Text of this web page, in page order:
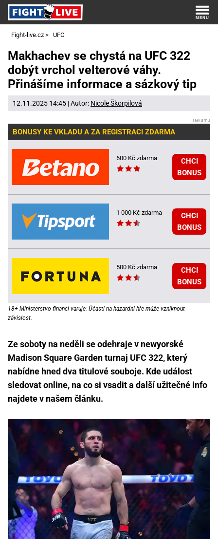
Fight-live.cz > UFC
Makhachev se chystá na UFC 322
dobýt vrchol velterové váhy.
Přinášíme informace a sázkový tip
12.11.2025 14:45 | Autor: Nicole Škorpilová
BONUSY KE VKLADU A ZA REGISTRACI ZDARMA
600 Kč zdarma
CHCI
BONUS
1 000 Kč zdarma
CHCI
BONUS
500 Kč zdarma
CHCI
BONUS
18+ Ministerstvo financí varuje: Účastí na hazardní hře může vzniknout
závislost.
Ze soboty na neděli se odehraje v newyorské
Madison Square Garden turnaj UFC 322, který
nabídne hned dva titulové souboje. Kde událost
sledovat online, na co si vsadit a další užitečné info
najdete v našem článku.